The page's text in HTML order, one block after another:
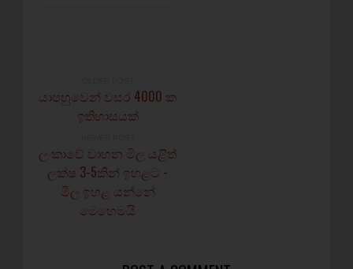
යාපහුවෙන් වසර 4000 ක
ඉතිහාසයක්
ලංකාවේ වාහන මිල යළිත්
ලක්ෂ 3-5කින් ඉහළට -
මිල ඉහළ යන්නේ
මෙහෙමයි